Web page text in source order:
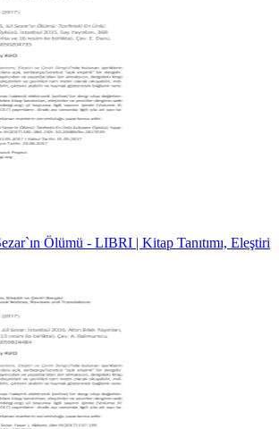
Ölümü - LIBRI | Kitap Tanıtımı, Eleştiri